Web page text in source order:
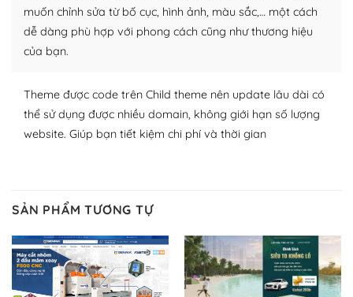
thích chọn lựa plugin và themes phù hợp cho mục đích
lập website của mình.
WordPress đa dạng plugin và themes
– Dễ sử dụng
Với mọi Hosting bất kỳ thì WordPress đều có thể dễ
dàng thiết lập vì thực tế nó đã cung cấp khoảng 60%
trang web WordPress của bạn.
Dễ dàng lựa chọn Hosting cho website WordPress
– Bảo mật cực tốt
muốn chỉnh sửa từ bố cục, hình ảnh, màu sắc,… một cách
dễ dàng phù hợp với phong cách cũng như thương hiệu
của bạn.
Theme được code trên Child theme nên update lâu dài có
thể sử dụng được nhiều domain, không giới hạn số lượng
website. Giúp bạn tiết kiệm chi phí và thời gian
SẢN PHẨM TƯƠNG TỰ